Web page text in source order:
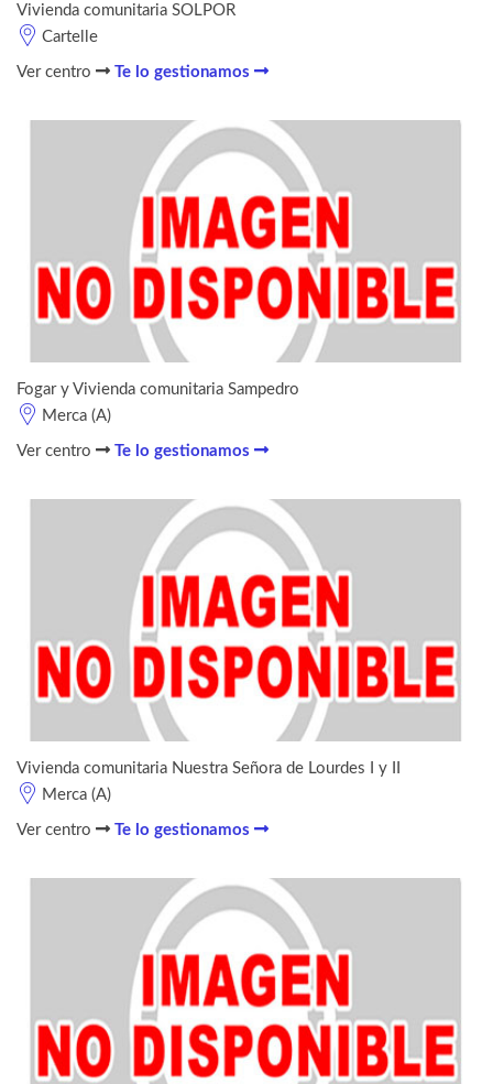
Vivienda comunitaria SOLPOR
Cartelle
Ver centro Te lo gestionamos
Fogar y Vivienda comunitaria Sampedro
Merca (A)
Ver centro Te lo gestionamos
Vivienda comunitaria Nuestra Señora de Lourdes I y II
Merca (A)
Ver centro Te lo gestionamos